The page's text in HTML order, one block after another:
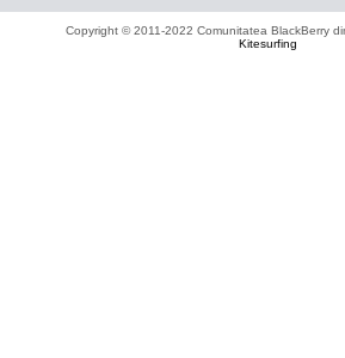
Copyright © 2011-2022 Comunitatea BlackBerry
Kitesurfing